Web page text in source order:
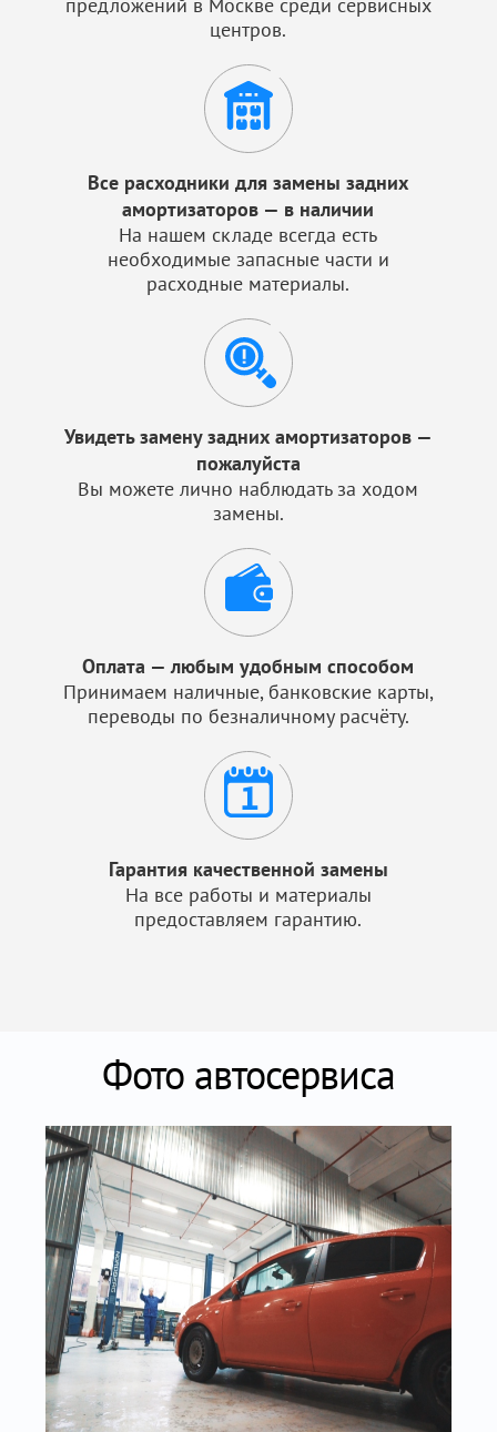
центров.
Все расходники для замены задних
амортизаторов — в наличии
На нашем складе всегда есть
необходимые запасные части и
расходные материалы.
Увидеть замену задних амортизаторов —
пожалуйста
Вы можете лично наблюдать за ходом
замены.
Оплата — любым удобным способом
Принимаем наличные, банковские карты,
переводы по безналичному расчёту.
Гарантия качественной замены
На все работы и материалы
предоставляем гарантию.
Фото автосервиса